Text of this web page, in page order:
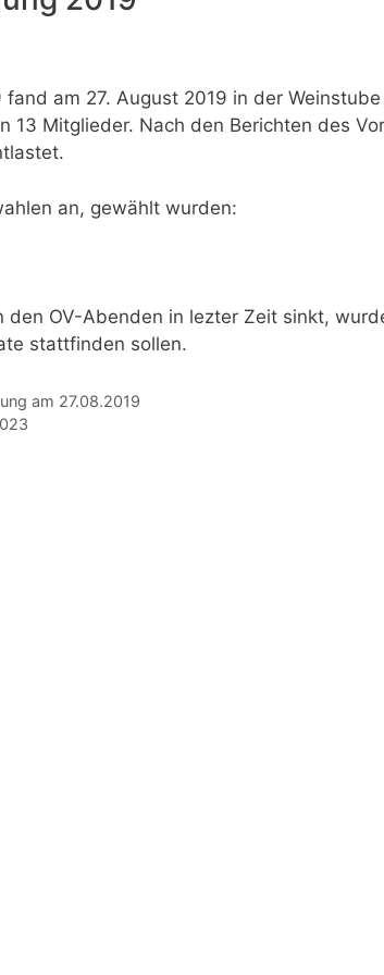
am 27. August 2019 in der
13 Mitglieder. Nach den Berichten des
an, gewählt wurden:
den OV-Abenden in lezter Zeit sinkt,
stattfinden sollen.
am 27.08.2019